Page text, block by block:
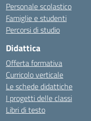
Personale scolastico
Famiglie e studenti
Percorsi di studio
Didattica
Offerta formativa
Curricolo verticale
Le schede didattiche
I progetti delle classi
Libri di testo